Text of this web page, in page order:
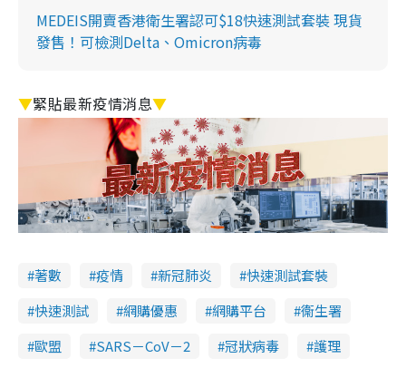
MEDEIS開賣香港衛生署認可$18快速測試套裝 現貨
發售！可檢測Delta、Omicron病毒
▼緊貼最新疫情消息▼
著數 疫情 新冠肺炎
快速測試套裝
快速測試
網購優惠 網購平台
衞生署
歐盟
SARS－CoV－2 冠狀病毒 護理